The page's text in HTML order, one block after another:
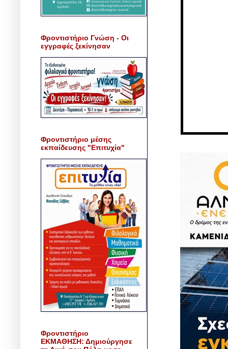
Φροντιστήριο Γνώση - Οι
εγγραφές ξεκίνησαν
Φροντιστήριο μέσης
εκπαίδευσης "Επιτυχία"
Φροντιστήριο
ΕΚΜΑΘΗΣΗ: Δημιούργησε